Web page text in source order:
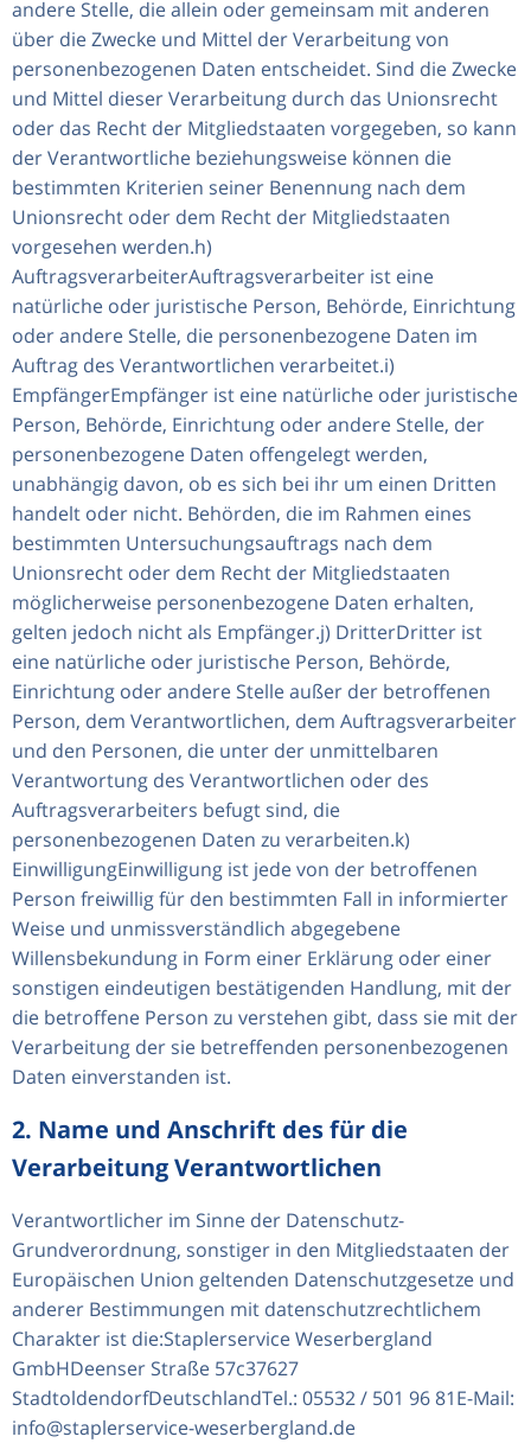
andere Stelle, die allein oder gemeinsam mit anderen
über die Zwecke und Mittel der Verarbeitung von
personenbezogenen Daten entscheidet. Sind die Zwecke
und Mittel dieser Verarbeitung durch das Unionsrecht
oder das Recht der Mitgliedstaaten vorgegeben, so kann
der Verantwortliche beziehungsweise können die
bestimmten Kriterien seiner Benennung nach dem
Unionsrecht oder dem Recht der Mitgliedstaaten
vorgesehen werden.h)
AuftragsverarbeiterAuftragsverarbeiter ist eine
natürliche oder juristische Person, Behörde, Einrichtung
oder andere Stelle, die personenbezogene Daten im
Auftrag des Verantwortlichen verarbeitet.i)
EmpfängerEmpfänger ist eine natürliche oder juristische
Person, Behörde, Einrichtung oder andere Stelle, der
personenbezogene Daten offengelegt werden,
unabhängig davon, ob es sich bei ihr um einen Dritten
handelt oder nicht. Behörden, die im Rahmen eines
bestimmten Untersuchungsauftrags nach dem
Unionsrecht oder dem Recht der Mitgliedstaaten
möglicherweise personenbezogene Daten erhalten,
gelten jedoch nicht als Empfänger.j) DritterDritter ist
eine natürliche oder juristische Person, Behörde,
Einrichtung oder andere Stelle außer der betroffenen
Person, dem Verantwortlichen, dem Auftragsverarbeiter
und den Personen, die unter der unmittelbaren
Verantwortung des Verantwortlichen oder des
Auftragsverarbeiters befugt sind, die
personenbezogenen Daten zu verarbeiten.k)
EinwilligungEinwilligung ist jede von der betroffenen
Person freiwillig für den bestimmten Fall in informierter
Weise und unmissverständlich abgegebene
Willensbekundung in Form einer Erklärung oder einer
sonstigen eindeutigen bestätigenden Handlung, mit der
die betroffene Person zu verstehen gibt, dass sie mit der
Verarbeitung der sie betreffenden personenbezogenen
Daten einverstanden ist.
2. Name und Anschrift des für die
Verarbeitung Verantwortlichen
Verantwortlicher im Sinne der Datenschutz-
Grundverordnung, sonstiger in den Mitgliedstaaten der
Europäischen Union geltenden Datenschutzgesetze und
anderer Bestimmungen mit datenschutzrechtlichem
Charakter ist die:Staplerservice Weserbergland
GmbHDeenser Straße 57c37627
StadtoldendorfDeutschlandTel.: 05532 / 501 96 81E-Mail:
info@staplerservice-weserbergland.de